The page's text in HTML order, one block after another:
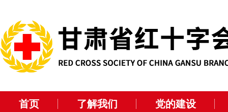
首页 了解我们 党的建设